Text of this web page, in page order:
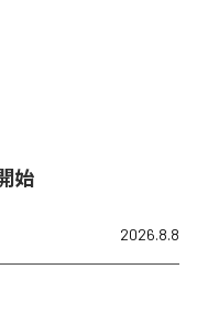
始
2026.8.8